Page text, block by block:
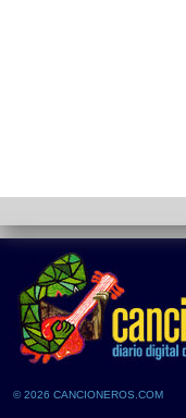
© 2026 CANCIONEROS.COM